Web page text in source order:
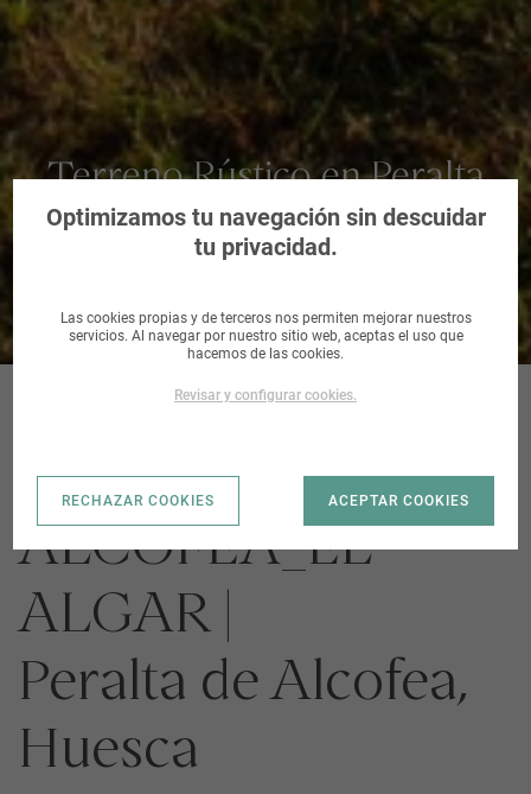
Terreno Rústico en Peralta
de Alcofea, Huesca
PERALTA DE
ALCOFEA_EL
ALGAR |
Peralta de Alcofea,
Huesca
Optimizamos tu navegación sin descuidar
tu privacidad.
Las cookies propias y de terceros nos permiten mejorar nuestros
servicios. Al navegar por nuestro sitio web, aceptas el uso que
hacemos de las cookies.
Revisar y configurar cookies.
RECHAZAR COOKIES ACEPTAR COOKIES